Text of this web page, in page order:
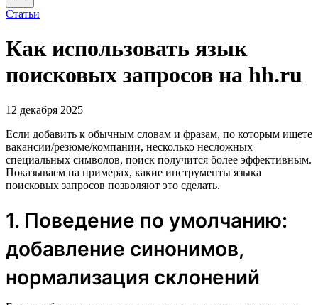
Статьи
Как использовать язык
поисковых запросов на hh.ru
12 декабря 2025
Если добавить к обычным словам и фразам, по которым ищете
вакансии/резюме/компании, несколько несложных
специальных символов, поиск получится более эффективным.
Показываем на примерах, какие инструменты языка
поисковых запросов позволяют это сделать.
1. Поведение по умолчанию:
добавление синонимов,
нормализация склонений